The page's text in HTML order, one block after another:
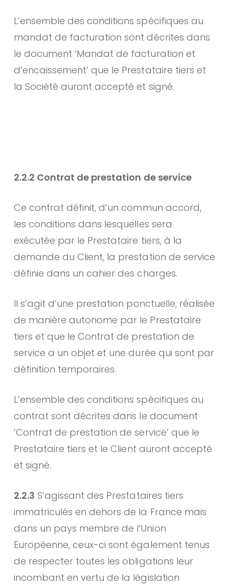
L’ensemble des conditions spécifiques au
mandat de facturation sont décrites dans
le document ‘Mandat de facturation et
d’encaissement’ que le Prestataire tiers et
la Société auront accepté et signé.
2.2.2 Contrat de prestation de service
Ce contrat définit, d’un commun accord,
les conditions dans lesquelles sera
exécutée par le Prestataire tiers, à la
demande du Client, la prestation de service
définie dans un cahier des charges.
Il s’agit d’une prestation ponctuelle, réalisée
de manière autonome par le Prestataire
tiers et que le Contrat de prestation de
service a un objet et une durée qui sont par
définition temporaires.
L’ensemble des conditions spécifiques au
contrat sont décrites dans le document
‘Contrat de prestation de service’ que le
Prestataire tiers et le Client auront accepté
et signé.
2.2.3 S’agissant des Prestataires tiers
immatriculés en dehors de la France mais
dans un pays membre de l’Union
Européenne, ceux-ci sont également tenus
de respecter toutes les obligations leur
incombant en vertu de la législation